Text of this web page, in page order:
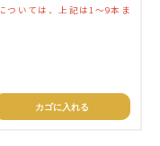
ついては、上記は1～9本ま
カゴに入れる